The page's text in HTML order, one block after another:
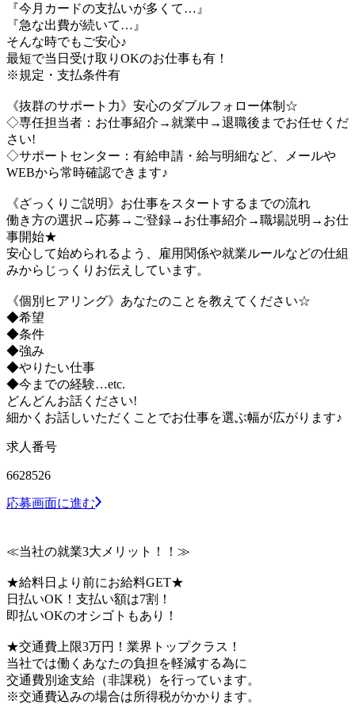
『今月カードの支払いが多くて…』
『急な出費が続いて…』
そんな時でもご安心♪
最短で当日受け取りOKのお仕事も有！
※規定・支払条件有
《抜群のサポート力》安心のダブルフォロー体制☆
◇専任担当者：お仕事紹介→就業中→退職後までお任せくだ
さい!
◇サポートセンター：有給申請・給与明細など、メールや
WEBから常時確認できます♪
《ざっくりご説明》お仕事をスタートするまでの流れ
働き方の選択→応募→ご登録→お仕事紹介→職場説明→お仕
事開始★
安心して始められるよう、雇用関係や就業ルールなどの仕組
みからじっくりお伝えしています。
《個別ヒアリング》あなたのことを教えてください☆
◆希望
◆条件
◆強み
◆やりたい仕事
◆今までの経験…etc.
どんどんお話ください!
細かくお話しいただくことでお仕事を選ぶ幅が広がります♪
求人番号
6628526
応募画面に進む
≪当社の就業3大メリット！！≫
★給料日より前にお給料GET★
日払いOK！支払い額は7割！
即払いOKのオシゴトもあり！
★交通費上限3万円！業界トップクラス！
当社では働くあなたの負担を軽減する為に
交通費別途支給（非課税）を行っています。
※交通費込みの場合は所得税がかかります。